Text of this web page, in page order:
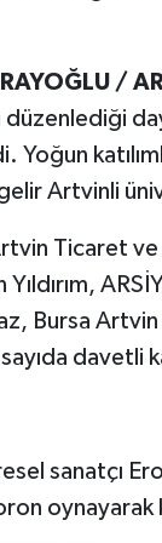
/
düzenlediği
Yoğun
Artvinli
Ticaret ve
Yıldırım,
Bursa Artvin
davetli
sanatçı
oynayarak